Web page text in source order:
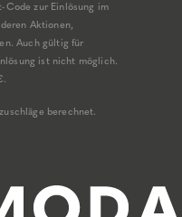
Code zur Einlösung im
Aktionen,
Auch gültig für
ist nicht möglich.
berechnet.